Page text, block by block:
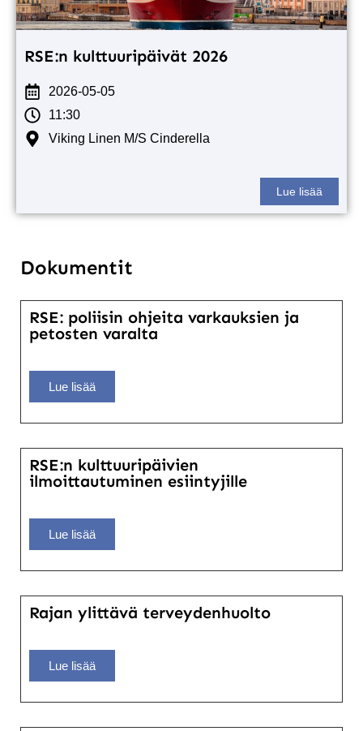
RSE:n kulttuuripäivät 2026
2026-05-05
11:30
Viking Linen M/S Cinderella
Lue lisää
Dokumentit
RSE: poliisin ohjeita varkauksien ja
petosten varalta
Lue lisää
RSE:n kulttuuripäivien
ilmoittautuminen esiintyjille
Lue lisää
Rajan ylittävä terveydenhuolto
Lue lisää